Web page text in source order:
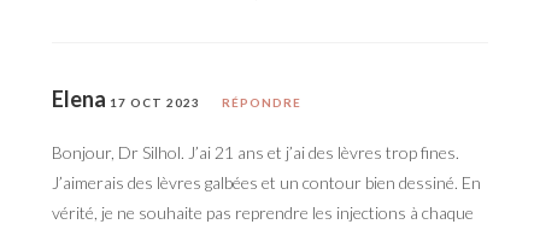
Elena 17 OCT 2023 RÉPONDRE
Bonjour, Dr Silhol. J’ai 21 ans et j’ai des lèvres trop fines.
J’aimerais des lèvres galbées et un contour bien dessiné. En
vérité, je ne souhaite pas reprendre les injections à chaque